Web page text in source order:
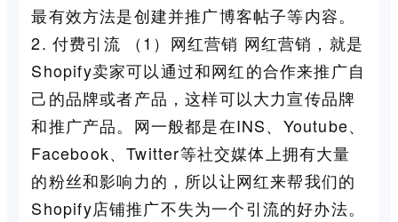
最有效方法是创建并推广博客帖子等内容。
2. 付费引流 （1）网红营销 网红营销，就是
Shopify卖家可以通过和网红的合作来推广自
己的品牌或者产品，这样可以大力宣传品牌
和推广产品。网一般都是在INS、Youtube、
Facebook、Twitter等社交媒体上拥有大量
的粉丝和影响力的，所以让网红来帮我们的
Shopify店铺推广不失为一个引流的好办法。